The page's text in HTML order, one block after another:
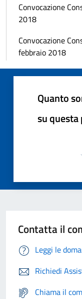
Convocazione
2018
Convocazione
febbraio 2018
Quanto
su questa
Contatta il
Leggi le
Richiedi
Chiama il